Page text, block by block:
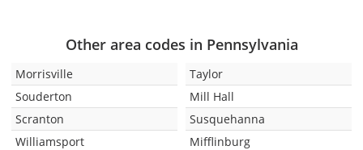
Other area codes in Pennsylvania
Morrisville
Souderton
Scranton
Williamsport
Taylor
Mill Hall
Susquehanna
Mifflinburg